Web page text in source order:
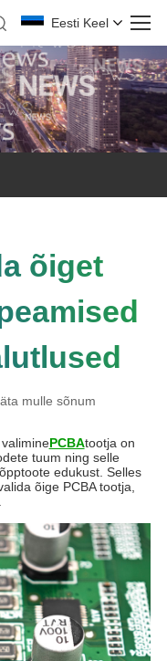
Eesti Keel
õiget
mulle sõnum
PCBAtootja on
tuum ning selle
edukust. Selles
õige PCBA tootja,